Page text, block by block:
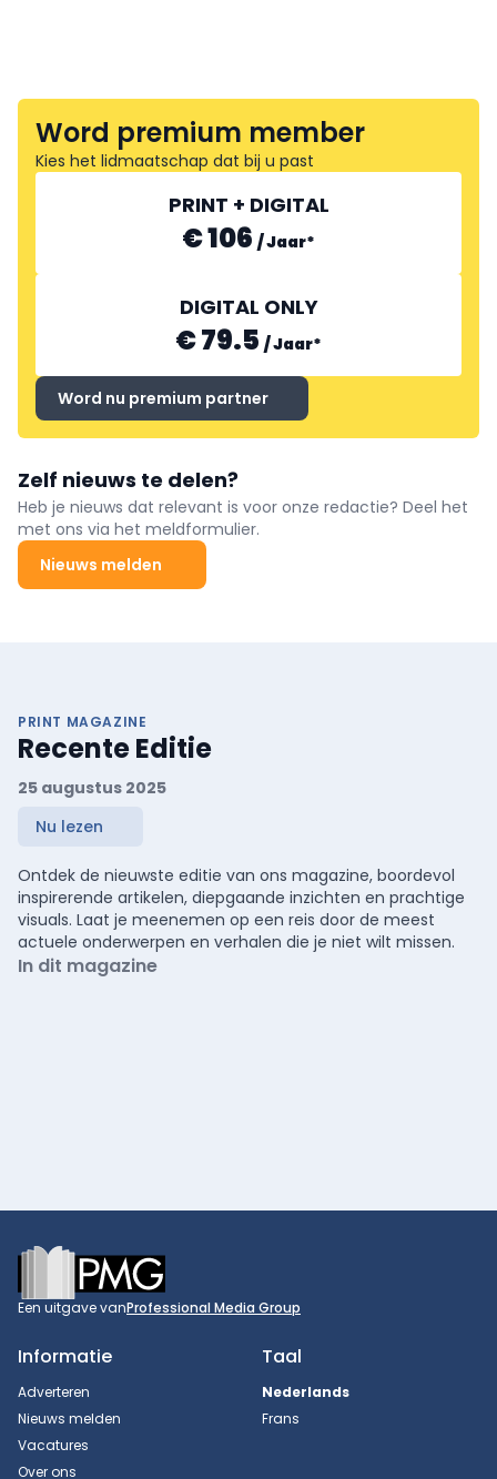
Word premium member
Kies het lidmaatschap dat bij u past
PRINT + DIGITAL
€ 106 /Jaar*
DIGITAL ONLY
€ 79.5 /Jaar*
Word nu premium partner
Zelf nieuws te delen?
Heb je nieuws dat relevant is voor onze redactie? Deel het
met ons via het meldformulier.
Nieuws melden
PRINT MAGAZINE
Recente Editie
25 augustus 2025
Nu lezen
Ontdek de nieuwste editie van ons magazine, boordevol
inspirerende artikelen, diepgaande inzichten en prachtige
visuals. Laat je meenemen op een reis door de meest
actuele onderwerpen en verhalen die je niet wilt missen.
In dit magazine
Footer
Een uitgave vanProfessional Media Group
Informatie
Adverteren
Nieuws melden
Vacatures
Over ons
Taal
Nederlands
Frans